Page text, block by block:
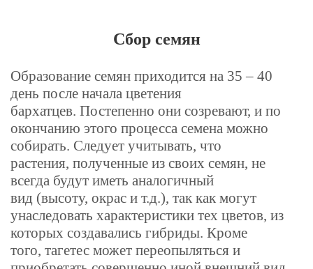
Сбор семян
Образование семян приходится на 35 – 40
день после начала цветения
бархатцев. Постепенно они созревают, и по
окончанию этого процесса семена можно
собирать. Следует учитывать, что
растения, полученные из своих семян, не
всегда будут иметь аналогичный
вид (высоту, окрас и т.д.), так как могут
унаследовать характеристики тех цветов, из
которых создавались гибриды. Кроме
того, тагетес может переопыляться и